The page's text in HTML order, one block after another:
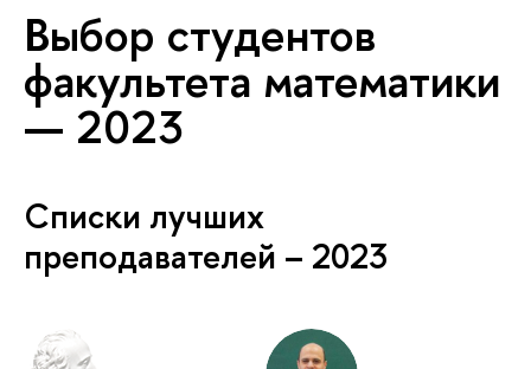
Выбор студентов
факультета математики
— 2023
Списки лучших
преподавателей – 2023